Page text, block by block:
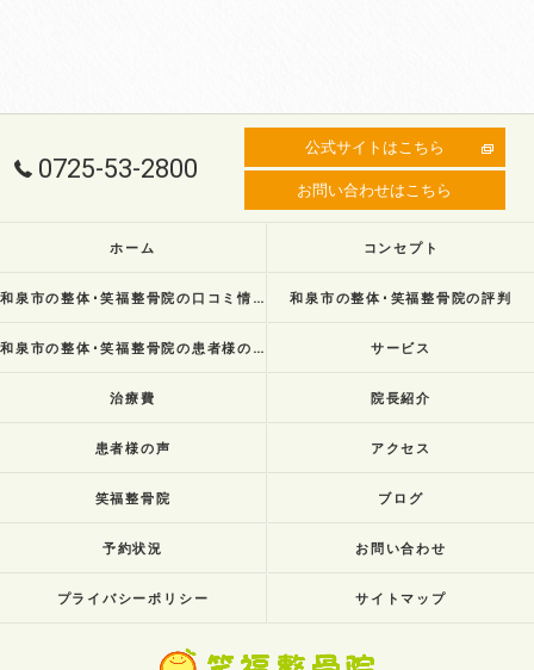
0725-53-2800
公式サイトはこちら
お問い合わせはこちら
ホーム コンセプト
和泉市の整体･笑福整骨院の口コミ情報 和泉市の整体･笑福整骨院の評判
和泉市の整体･笑福整骨院の患者様の声 サービス
治療費 院長紹介
患者様の声 アクセス
笑福整骨院 ブログ
予約状況 お問い合わせ
プライバシーポリシー サイトマップ